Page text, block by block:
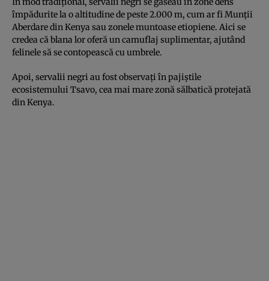
împădurite la o altitudine de peste 2.000 m, cum ar fi Munții
Aberdare din Kenya sau zonele muntoase etiopiene. Aici se
credea că blana lor oferă un camuflaj suplimentar, ajutând
felinele să se contopească cu umbrele.
Apoi, servalii negri au fost observați în pajiștile
ecosistemului Tsavo, cea mai mare zonă sălbatică protejată
din Kenya.